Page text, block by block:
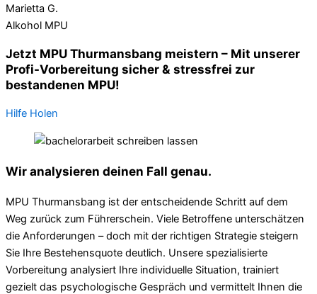
Marietta G.
Alkohol MPU
Jetzt MPU Thurmansbang meistern – Mit unserer
Profi-Vorbereitung sicher & stressfrei zur
bestandenen MPU!
Hilfe Holen
Wir analysieren deinen Fall genau.
MPU Thurmansbang ist der entscheidende Schritt auf dem
Weg zurück zum Führerschein. Viele Betroffene unterschätzen
die Anforderungen – doch mit der richtigen Strategie steigern
Sie Ihre Bestehensquote deutlich. Unsere spezialisierte
Vorbereitung analysiert Ihre individuelle Situation, trainiert
gezielt das psychologische Gespräch und vermittelt Ihnen die